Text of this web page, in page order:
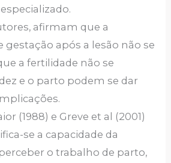
afirmam que a
gestação após a lesão não se
a fertilidade não se
e o parto podem se dar
(1988) e Greve et al (2001)
se a capacidade da
o trabalho de parto,